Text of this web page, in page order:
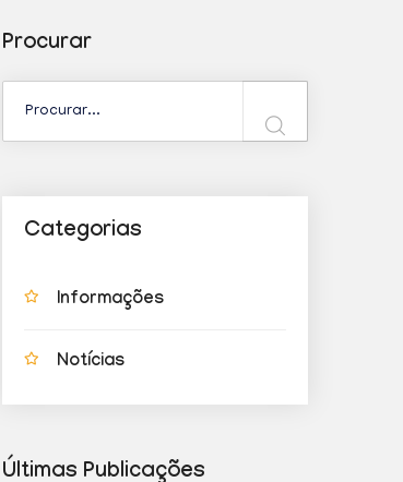
Procurar
Categorias
Informações
Notícias
Últimas Publicações